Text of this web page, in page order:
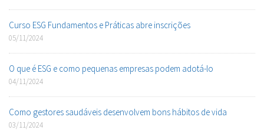
Curso ESG Fundamentos e Práticas abre inscrições
05/11/2024
O que é ESG e como pequenas empresas podem adotá-lo
04/11/2024
Como gestores saudáveis desenvolvem bons hábitos de vida
03/11/2024